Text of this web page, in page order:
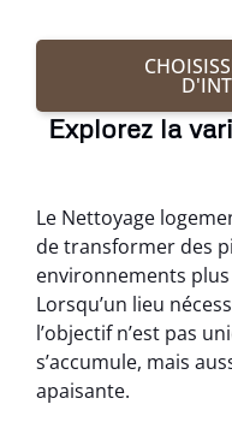
Explorez la
Le Nettoyage
de transformer des
environnements
Lorsqu’un lieu
l’objectif n’est pas
s’accumule, mais
apaisante.